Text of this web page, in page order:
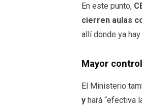
En este punto,
cierren aulas
allí donde ya
Mayor
El Ministerio
y hará “efectiva